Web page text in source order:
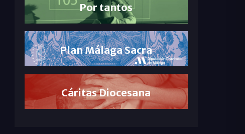
Por tantos
Plan Málaga Sacra
Cáritas Diocesana